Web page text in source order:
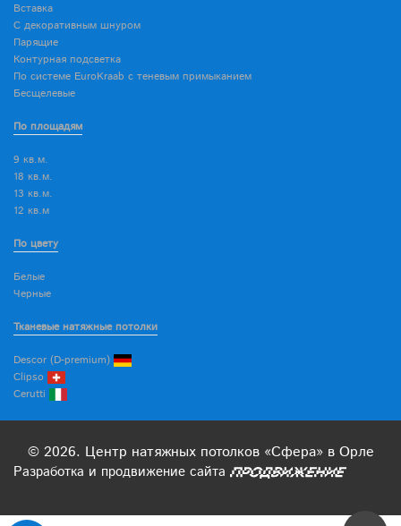
Вставка
С декоративным шнуром
Парящие
Контурная подсветка
По системе EuroKraab с теневым примыканием
Бесщелевые
По площадям
9 кв.м.
18 кв.м.
13 кв.м.
12 кв.м
По цвету
Белые
Черные
Тканевые натяжные потолки
Descor (D-premium)
Clipso
Cerutti
© 2026. Центр натяжных потолков «Сфера» в Орле
Разработка и продвижение сайта